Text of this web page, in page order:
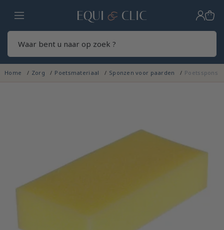
Home
Home Zorg Poetsmateriaal Sponzen voor paarden Poetsspons